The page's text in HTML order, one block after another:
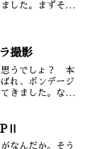
した。まずその
にて
撮影
思うでしょ？ 本
れ、ボンデージ
きました。なに
たから。まぁ間違
なんだか。そう